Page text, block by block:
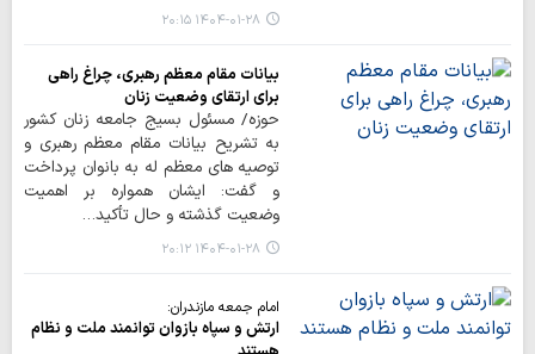
۱۴۰۴-۰۱-۲۸ ۲۰:۱۵
بیانات مقام معظم رهبری، چراغ راهی
برای ارتقای وضعیت زنان
حوزه/ مسئول بسیج جامعه زنان کشور
به تشریح بیانات مقام معظم رهبری و
توصیه های معظم له به بانوان پرداخت
و گفت: ایشان همواره بر اهمیت
وضعیت گذشته و حال تأکید…
۱۴۰۴-۰۱-۲۸ ۲۰:۱۲
امام جمعه مازندران:
ارتش و سپاه بازوان توانمند ملت و نظام